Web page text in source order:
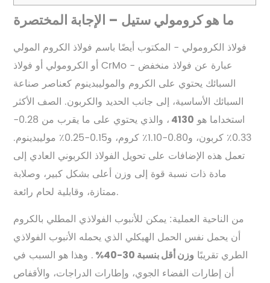
ما هو كرومولي ستيل – الإجابة المختصرة
فولاذ الكرومولي - المكتوب أيضًا باسم فولاذ الكروم المولي
أو الكرومولي أو فولاذ CrMo - عبارة عن فولاذ منخفض
السبائك يحتوي على الكروم والموليبدينوم كعناصر صناعة
السبائك الأساسية، إلى جانب الحديد والكربون. الصف الأكثر
استخداما هو 4130
، والذي يحتوي على ما يقرب من 0.28-
0.33٪ كربون، و0.80-1.10٪ كروم، و0.15-0.25٪ موليبدينوم.
تعمل هذه الإضافات على تحويل الفولاذ الكربوني العادي إلى
مادة ذات نسبة قوة إلى وزن أعلى بشكل كبير، وصلابة
ممتازة، وقابلية لحام رائعة.
من الناحية العملية: يمكن للأنبوب الفولاذي المطلي بالكروم
أن يحمل نفس الحمل الهيكلي الذي يحمله الأنبوب الفولاذي
الطري تقريبًا وزن أقل بنسبة 30-40%
. وهذا هو السبب في
أن إطارات الفضاء الجوي، وإطارات الدراجات، والأقفاص